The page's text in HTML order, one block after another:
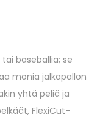
baseballia; se
monia jalkapallon
yhtä peliä ja
FlexiCut-